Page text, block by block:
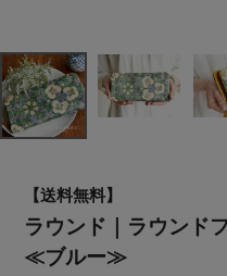
【送料無料】
ラウンド｜ラウンド
≪ブルー≫